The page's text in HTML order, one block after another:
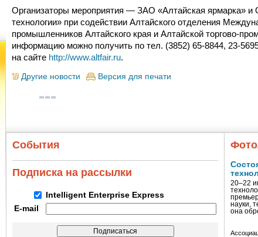
Организаторы мероприятия — ЗАО «Алтайская ярмарка»
технологии» при содействии Алтайского отделения
промышленников Алтайского края и Алтайской торгово-
информацию можно получить по тел. (3852) 65-8844, 23-
на сайте http://www.altfair.ru.
Другие новости Версия для печати
События
Подписка на рассылки
Intelligent Enterprise Express
E-mail
20–22
науки,
она